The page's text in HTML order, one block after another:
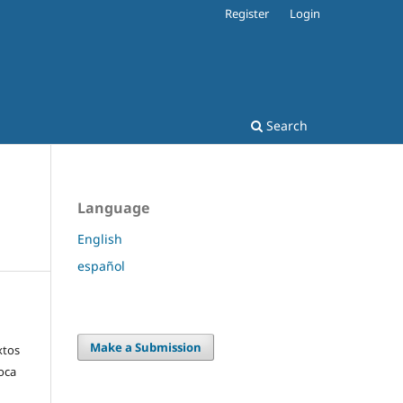
Search
Register Login
Language
English
español
Make a Submission